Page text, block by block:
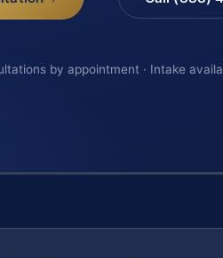
by appointment · Intake